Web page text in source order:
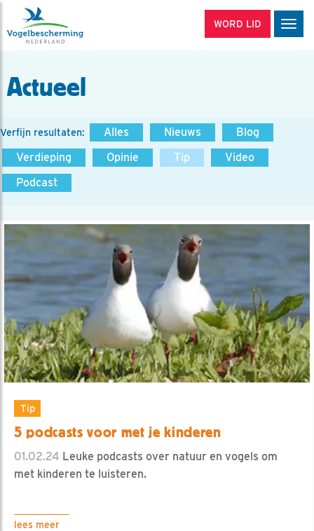
WORD LID
Actueel
Verfijn resultaten: Alles Nieuws
Blog
Verdieping
Opinie Tip
Video
Podcast
Tip
5 podcasts voor met je kinderen
01.02.24 Leuke podcasts over natuur en vogels om
met kinderen te luisteren.
lees meer